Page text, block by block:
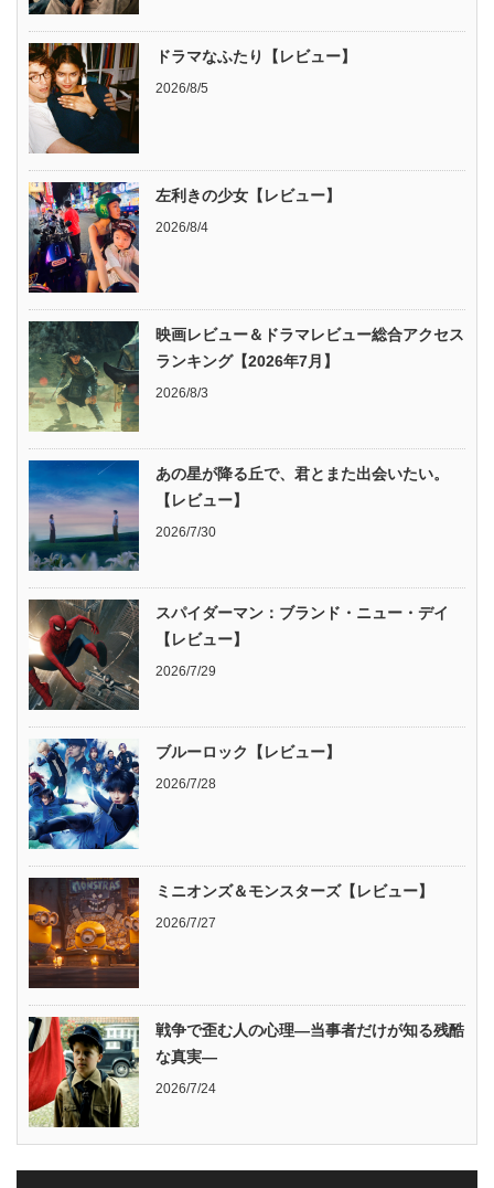
ドラマなふたり【レビュー】
2026/8/5
左利きの少女【レビュー】
2026/8/4
映画レビュー＆ドラマレビュー総合アクセス
ランキング【2026年7月】
2026/8/3
あの星が降る丘で、君とまた出会いたい。
【レビュー】
2026/7/30
スパイダーマン：ブランド・ニュー・デイ
【レビュー】
2026/7/29
ブルーロック【レビュー】
2026/7/28
ミニオンズ＆モンスターズ【レビュー】
2026/7/27
戦争で歪む人の心理―当事者だけが知る残酷
な真実―
2026/7/24